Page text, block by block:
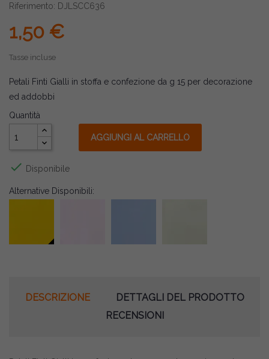
Riferimento: DJLSCC636
1,50 €
Tasse incluse
Petali Finti Gialli in stoffa e confezione da g 15 per decorazione
ed addobbi
Quantità
AGGIUNGI AL CARRELLO
 Disponibile
Alternative Disponibili:
DESCRIZIONE
DETTAGLI DEL PRODOTTO
RECENSIONI